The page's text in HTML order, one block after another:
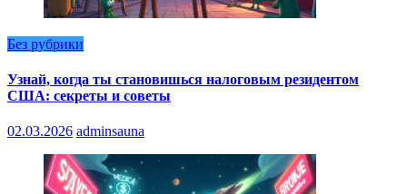
Без рубрики
Узнай, когда ты становишься налоговым резидентом
США: секреты и советы
02.03.2026 adminsauna